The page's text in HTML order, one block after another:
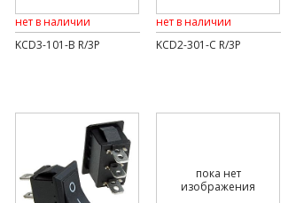
нет в наличии
KCD3-101-B R/3P
нет в наличии
KCD2-301-C R/3P
пока нет
изображения